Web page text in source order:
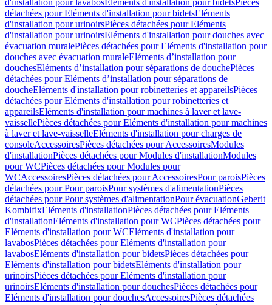
d'installation pour lavabosEléments d'installation pour bidetsPièces
détachées pour Eléments d'installation pour bidetsEléments
d'installation pour urinoirsPièces détachées pour Eléments
d'installation pour urinoirsEléments d'installation pour douches avec
évacuation muralePièces détachées pour Eléments d'installation pour
douches avec évacuation muraleEléments d’installation pour
douchesEléments d’installation pour séparations de douchePièces
détachées pour Eléments d’installation pour séparations de
doucheEléments d'installation pour robinetteries et appareilsPièces
détachées pour Eléments d'installation pour robinetteries et
appareilsEléments d'installation pour machines à laver et lave-
vaissellePièces détachées pour Eléments d'installation pour machines
à laver et lave-vaisselleEléments d'installation pour charges de
consoleAccessoiresPièces détachées pour AccessoiresModules
d'installationPièces détachées pour Modules d'installationModules
pour WCPièces détachées pour Modules pour
WCAccessoiresPièces détachées pour AccessoiresPour paroisPièces
détachées pour Pour paroisPour systèmes d'alimentationPièces
détachées pour Pour systèmes d'alimentationPour évacuationGeberit
KombifixEléments d'installationPièces détachées pour Eléments
d'installationEléments d'installation pour WCPièces détachées pour
Eléments d'installation pour WCEléments d'installation pour
lavabosPièces détachées pour Eléments d'installation pour
lavabosEléments d'installation pour bidetsPièces détachées pour
Eléments d'installation pour bidetsEléments d'installation pour
urinoirsPièces détachées pour Eléments d'installation pour
urinoirsEléments d'installation pour douchesPièces détachées pour
Eléments d'installation pour douchesAccessoiresPièces détachées